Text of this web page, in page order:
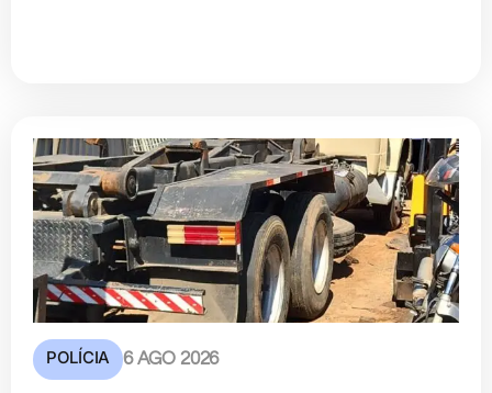
POLÍCIA 6 AGO 2026